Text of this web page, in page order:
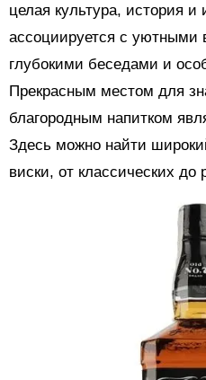
целая культура, история
ассоциируется с уютными
глубокими беседами и
Прекрасным местом для
благородным напитком
Здесь можно найти
виски, от классических до